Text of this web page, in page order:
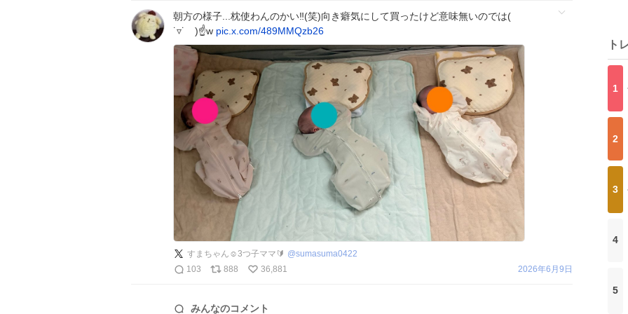
朝方の様子...枕使わんのかい‼️(笑)向き癖気にして買ったけど意味無いのでは(
˙▿˙ )☝w pic.x.com/489MMQzb26
すまちゃん☺︎3つ子ママ🔰 @sumasuma0422
103
888 36,881 2026年6月9日
みんなのコメント
ト
1
2
3
4
5